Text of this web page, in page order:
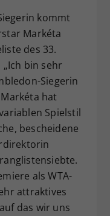
kommt
Markéta
des 33.
bin sehr
Siegerin
hat
Spielstil
bescheidene
als WTA-
attraktives
das wir uns
Ihre Consent-
anderem eine
für die
Ihrer
falls der
dies eingestellt